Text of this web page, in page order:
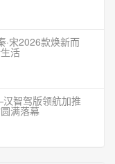
·宋2026款焕新而
活
智驾版领航加推
满落幕